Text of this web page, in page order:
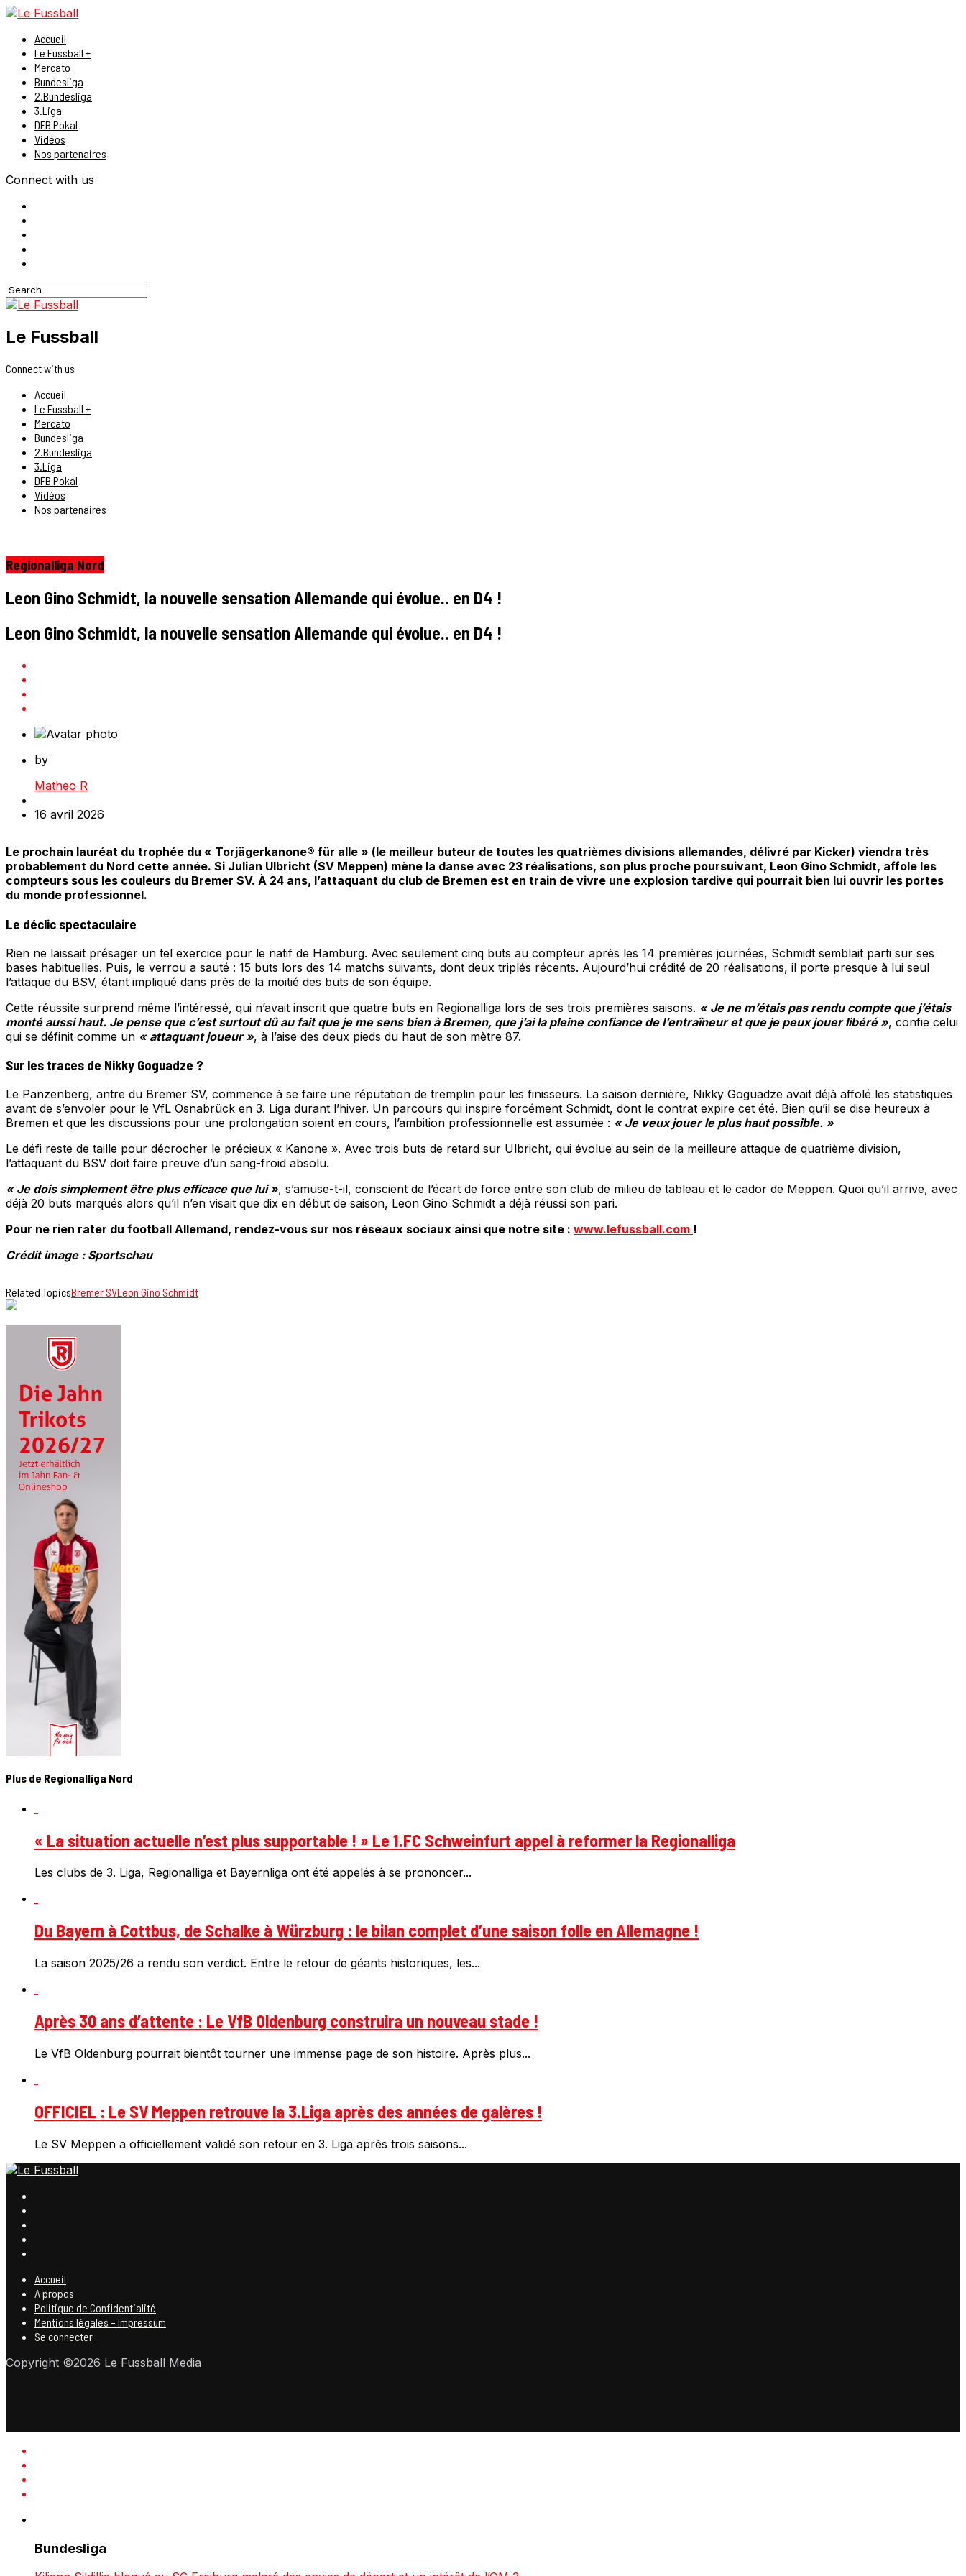
Accueil
Le Fussball +
Mercato
Bundesliga
2.Bundesliga
3.Liga
DFB Pokal
Vidéos
Nos partenaires
Connect with us
Le Fussball
Connect with us
Accueil
Le Fussball +
Mercato
Bundesliga
2.Bundesliga
3.Liga
DFB Pokal
Vidéos
Nos partenaires
Regionalliga Nord
Leon Gino Schmidt, la nouvelle sensation Allemande qui évolue.. en D4 !
Leon Gino Schmidt, la nouvelle sensation Allemande qui évolue.. en D4 !
by
Matheo R
16 avril 2026
Le prochain lauréat du trophée du « Torjägerkanone® für alle » (le meilleur buteur de toutes les quatrièmes divisions allemandes, délivré par Kicker) viendra très
probablement du Nord cette année. Si Julian Ulbricht (SV Meppen) mène la danse avec 23 réalisations, son plus proche poursuivant, Leon Gino Schmidt, affole les
compteurs sous les couleurs du Bremer SV. À 24 ans, l’attaquant du club de Bremen est en train de vivre une explosion tardive qui pourrait bien lui ouvrir les portes
du monde professionnel.
Le déclic spectaculaire
Rien ne laissait présager un tel exercice pour le natif de Hamburg. Avec seulement cinq buts au compteur après les 14 premières journées, Schmidt semblait parti sur ses
bases habituelles. Puis, le verrou a sauté : 15 buts lors des 14 matchs suivants, dont deux triplés récents. Aujourd’hui crédité de 20 réalisations, il porte presque à lui seul
l’attaque du BSV, étant impliqué dans près de la moitié des buts de son équipe.
Cette réussite surprend même l’intéressé, qui n’avait inscrit que quatre buts en Regionalliga lors de ses trois premières saisons. « Je ne m’étais pas rendu compte que j’étais
monté aussi haut. Je pense que c’est surtout dû au fait que je me sens bien à Bremen, que j’ai la pleine confiance de l’entraîneur et que je peux jouer libéré », confie celui
qui se définit comme un « attaquant joueur », à l’aise des deux pieds du haut de son mètre 87.
Sur les traces de Nikky Goguadze ?
Le Panzenberg, antre du Bremer SV, commence à se faire une réputation de tremplin pour les finisseurs. La saison dernière, Nikky Goguadze avait déjà affolé les statistiques
avant de s’envoler pour le VfL Osnabrück en 3. Liga durant l’hiver. Un parcours qui inspire forcément Schmidt, dont le contrat expire cet été. Bien qu’il se dise heureux à
Bremen et que les discussions pour une prolongation soient en cours, l’ambition professionnelle est assumée : « Je veux jouer le plus haut possible. »
Le défi reste de taille pour décrocher le précieux « Kanone ». Avec trois buts de retard sur Ulbricht, qui évolue au sein de la meilleure attaque de quatrième division,
l’attaquant du BSV doit faire preuve d’un sang-froid absolu.
« Je dois simplement être plus efficace que lui », s’amuse-t-il, conscient de l’écart de force entre son club de milieu de tableau et le cador de Meppen. Quoi qu’il arrive, avec
déjà 20 buts marqués alors qu’il n’en visait que dix en début de saison, Leon Gino Schmidt a déjà réussi son pari.
Pour ne rien rater du football Allemand, rendez-vous sur nos réseaux sociaux ainsi que notre site : www.lefussball.com !
Crédit image : Sportschau
Related TopicsBremer SVLeon Gino Schmidt
Plus de Regionalliga Nord
« La situation actuelle n’est plus supportable ! » Le 1.FC Schweinfurt appel à reformer la Regionalliga
Les clubs de 3. Liga, Regionalliga et Bayernliga ont été appelés à se prononcer...
Du Bayern à Cottbus, de Schalke à Würzburg : le bilan complet d’une saison folle en Allemagne !
La saison 2025/26 a rendu son verdict. Entre le retour de géants historiques, les...
Après 30 ans d’attente : Le VfB Oldenburg construira un nouveau stade !
Le VfB Oldenburg pourrait bientôt tourner une immense page de son histoire. Après plus...
OFFICIEL : Le SV Meppen retrouve la 3.Liga après des années de galères !
Le SV Meppen a officiellement validé son retour en 3. Liga après trois saisons...
Accueil
A propos
Politique de Confidentialité
Mentions légales – Impressum
Se connecter
Copyright ©2026 Le Fussball Media
Bundesliga